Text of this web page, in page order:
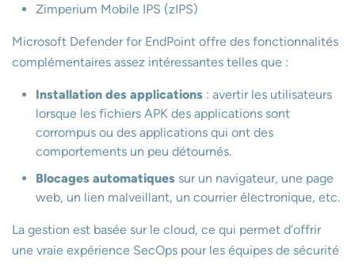
Zimperium Mobile IPS (zIPS)
Microsoft Defender for EndPoint offre des fonctionnalités
complémentaires assez intéressantes telles que :
Installation des applications : avertir les utilisateurs
lorsque les fichiers APK des applications sont
corrompus ou des applications qui ont des
comportements un peu détournés.
Blocages automatiques sur un navigateur, une page
web, un lien malveillant, un courrier électronique, etc.
La gestion est basée sur le cloud, ce qui permet d’offrir
une vraie expérience SecOps pour les équipes de sécurité